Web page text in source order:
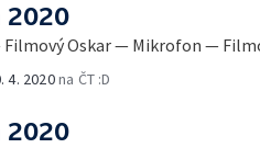
Oskar — Mikrofon —
4. 2020na ČT :D